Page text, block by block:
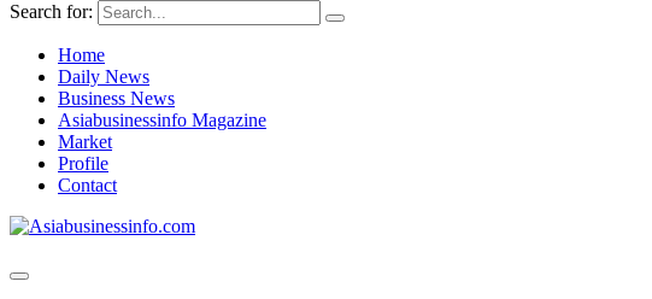
Search for:
Home
Daily News
Business News
Asiabusinessinfo Magazine
Market
Profile
Contact